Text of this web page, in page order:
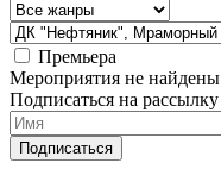
Премьера
Мероприятия не найдены
Подписаться на рассылку